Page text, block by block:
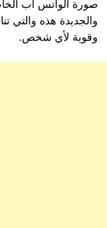
صورة الواتس اب
والجديدة هذه
وقوية لأي شخص.